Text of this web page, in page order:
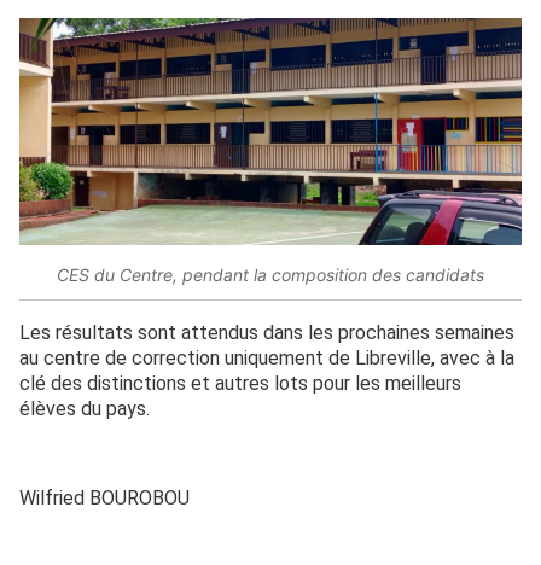
CES du Centre, pendant la composition des candidats
Les résultats sont attendus dans les prochaines semaines
au centre de correction uniquement de Libreville, avec à la
clé des distinctions et autres lots pour les meilleurs
élèves du pays.
Wilfried BOUROBOU